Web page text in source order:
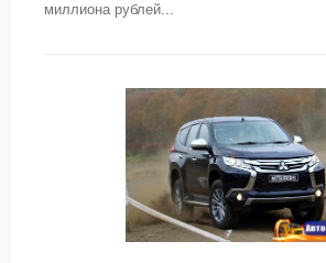
миллиона рублей...